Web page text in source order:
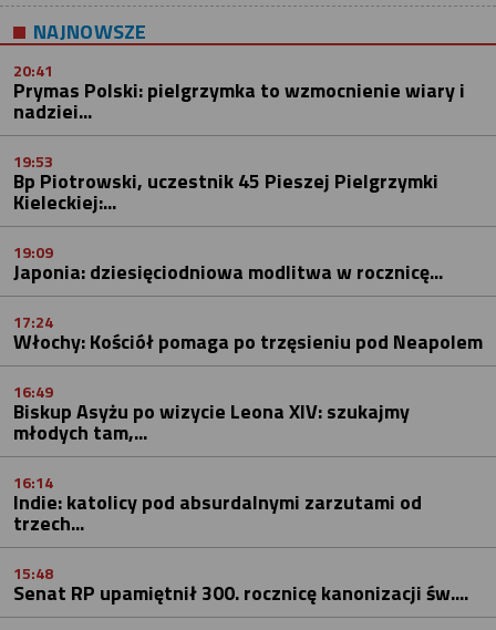
NAJNOWSZE
20:41
Prymas Polski: pielgrzymka to wzmocnienie wiary i
nadziei...
19:53
Bp Piotrowski, uczestnik 45 Pieszej Pielgrzymki
Kieleckiej:...
19:09
Japonia: dziesięciodniowa modlitwa w rocznicę...
17:24
Włochy: Kościół pomaga po trzęsieniu pod Neapolem
16:49
Biskup Asyżu po wizycie Leona XIV: szukajmy
młodych tam,...
16:14
Indie: katolicy pod absurdalnymi zarzutami od
trzech...
15:48
Senat RP upamiętnił 300. rocznicę kanonizacji św....